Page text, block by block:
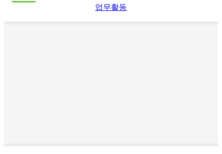
업무활동